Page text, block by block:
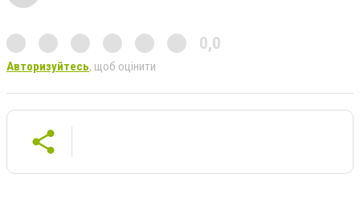
0,0
Авторизуйтесь, щоб оцінити